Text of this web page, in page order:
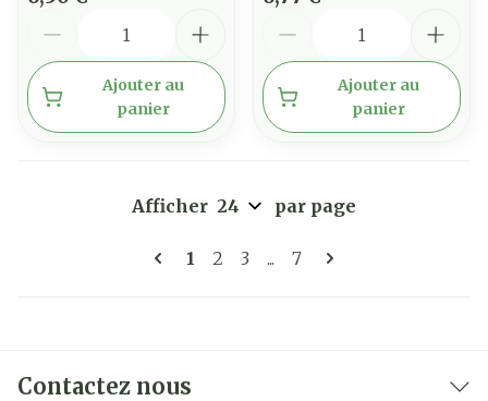
Ajouter au
panier
Ajouter au
panier
Pages
Vous lisez actuellement la page
1 Page
2 Page
3 ... Page
7
Afficher par page
Contactez nous